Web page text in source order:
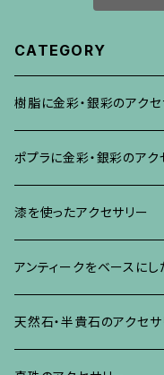
CATEGORY
樹脂に金彩・銀彩のアクセ
ブローチ
イヤリング・ピアス
ネックレス、その他
ポプラに金彩・銀彩のアク
ブローチ
イヤリング、ピアス
ネックレス、ペンダント
漆を使ったアクセサリー
ブローチ
イヤリング・ピアス
アンティークをベースに
ブローチ
天然石・半貴石のアクセサ